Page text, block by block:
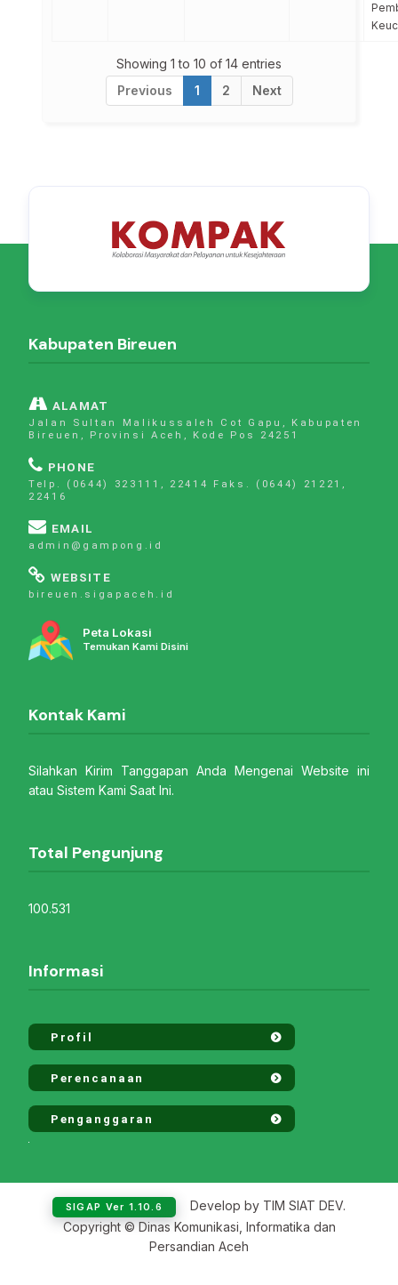
Showing 1 to 10 of 14 entries
Previous
1 2 Next
Kabupaten Bireuen
ALAMAT
Jalan Sultan Malikussaleh Cot Gapu, Kabupaten
Bireuen, Provinsi Aceh, Kode Pos 24251
PHONE
Telp. (0644) 323111, 22414 Faks. (0644) 21221,
22416
EMAIL
admin@gampong.id
WEBSITE
bireuen.sigapaceh.id
Peta Lokasi
Temukan Kami Disini
Kontak Kami
Silahkan Kirim Tanggapan Anda Mengenai Website ini
atau Sistem Kami Saat Ini.
Total Pengunjung
100.531
Informasi
Profil
Perencanaan
Penganggaran
SIGAP Ver 1.10.6
Develop by TIM SIAT DEV.
Copyright © Dinas Komunikasi, Informatika dan
Persandian Aceh